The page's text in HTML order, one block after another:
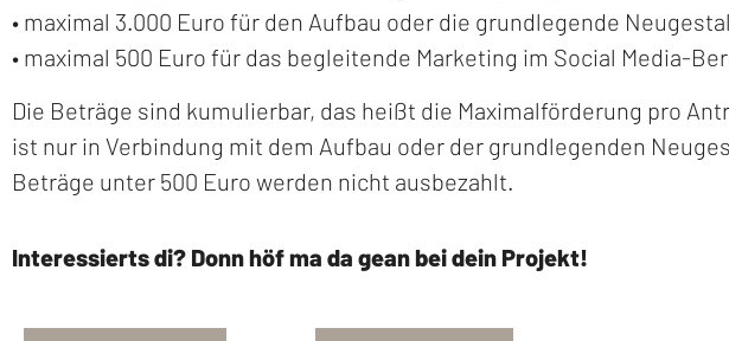
• maximal 3.000 Euro für den Aufbau oder die grundlegende
• maximal 500 Euro für das begleitende Marketing im Social Media-
Die Beträge sind kumulierbar, das heißt die Maximalförderung pro
ist nur in Verbindung mit dem Aufbau oder der grundlegenden
Beträge unter 500 Euro werden nicht ausbezahlt.
Interessierts di? Donn höf ma da gean bei dein Projekt!